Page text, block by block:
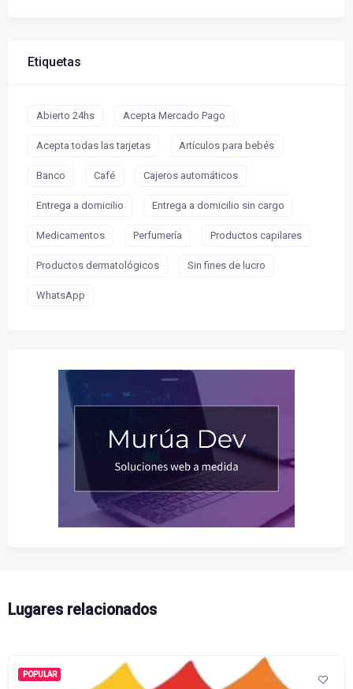
Etiquetas
Abierto 24hs Acepta Mercado Pago
Acepta todas las tarjetas Artículos para bebés
Banco Café Cajeros automáticos
Entrega a domicilio Entrega a domicilio sin cargo
Medicamentos Perfumería Productos capilares
Productos dermatológicos Sin fines de lucro
WhatsApp
Lugares relacionados
POPULAR